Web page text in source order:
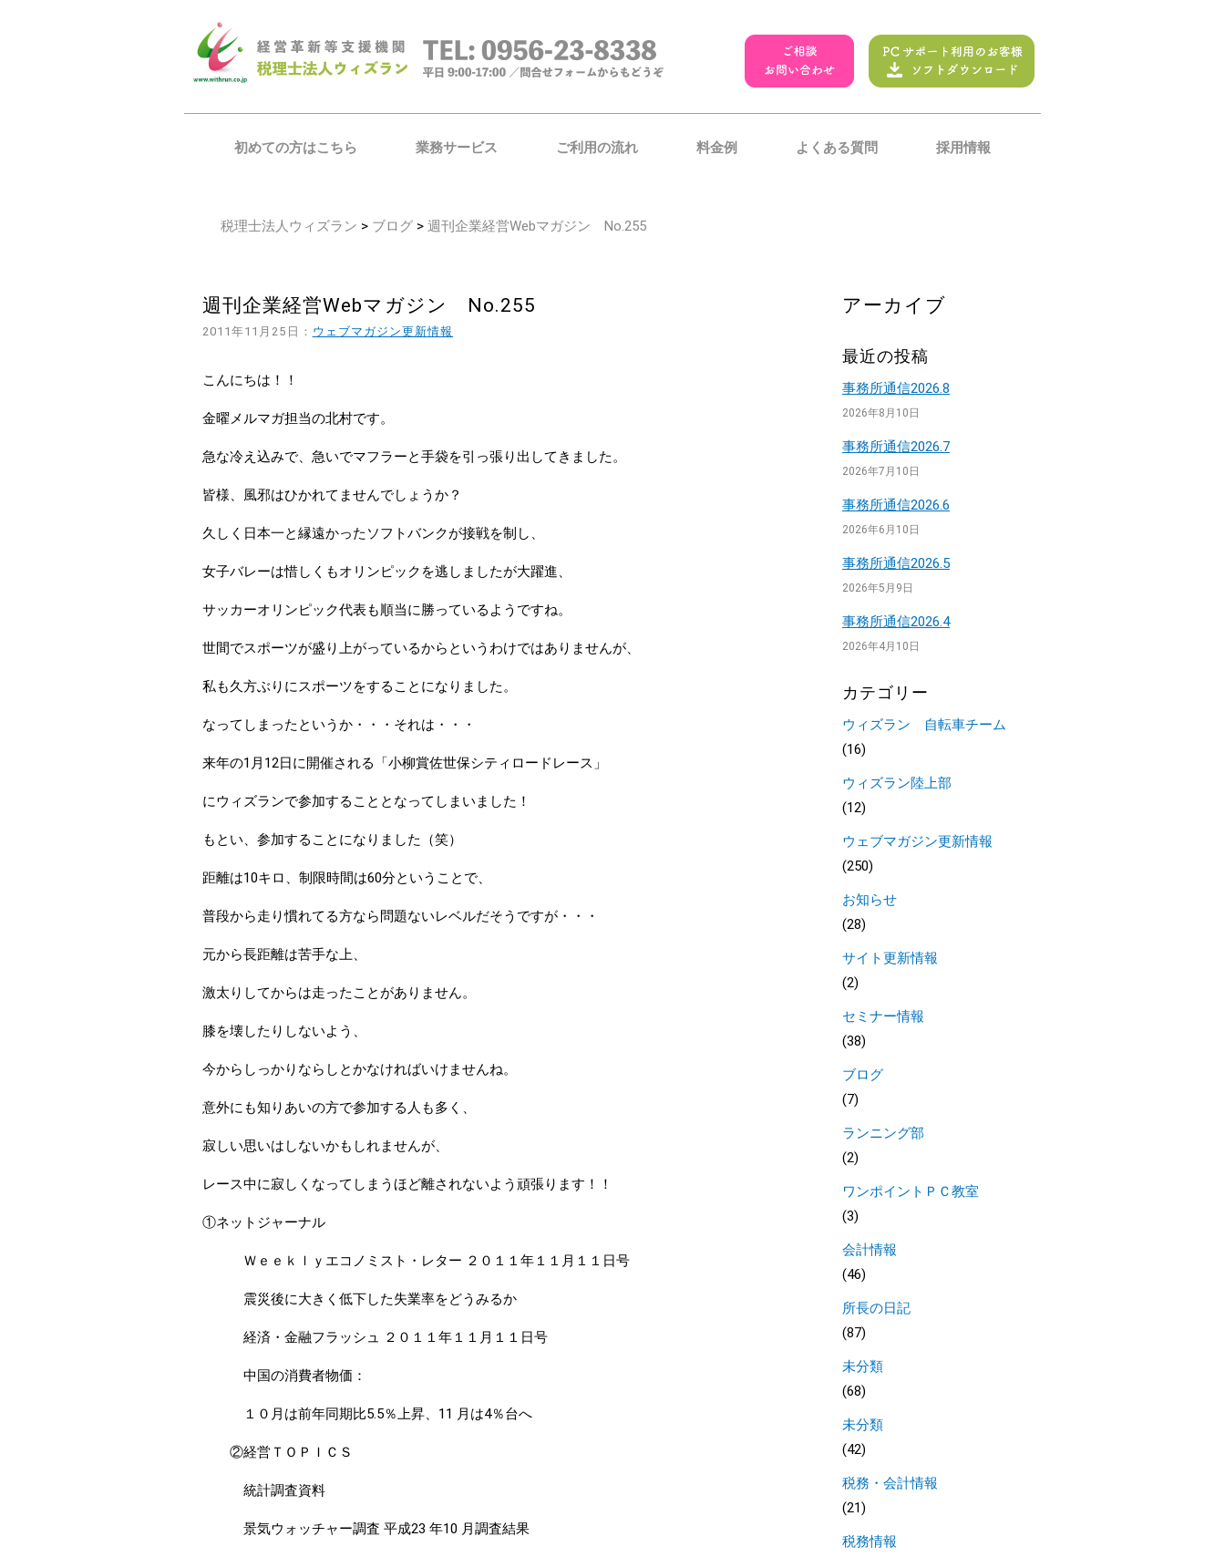
初めての方はこちら 業務サービス ご利用の流れ 料金例 よくある質問 採用情報
税理士法人ウィズラン > ブログ > 週刊企業経営Webマガジン No.255
週刊企業経営Webマガジン No.255
2011年11月25日： ウェブマガジン更新情報
こんにちは！！
金曜メルマガ担当の北村です。
急な冷え込みで、急いでマフラーと手袋を引っ張り出してきました。
皆様、風邪はひかれてませんでしょうか？
久しく日本一と縁遠かったソフトバンクが接戦を制し、
女子バレーは惜しくもオリンピックを逃しましたが大躍進、
サッカーオリンピック代表も順当に勝っているようですね。
世間でスポーツが盛り上がっているからというわけではありませんが、
私も久方ぶりにスポーツをすることになりました。
なってしまったというか・・・それは・・・
来年の1月12日に開催される「小柳賞佐世保シティロードレース」
にウィズランで参加することとなってしまいました！
もとい、参加することになりました（笑）
距離は10キロ、制限時間は60分ということで、
普段から走り慣れてる方なら問題ないレベルだそうですが・・・
元から長距離は苦手な上、
激太りしてからは走ったことがありません。
膝を壊したりしないよう、
今からしっかりならしとかなければいけませんね。
意外にも知りあいの方で参加する人も多く、
寂しい思いはしないかもしれませんが、
レース中に寂しくなってしまうほど離されないよう頑張ります！！
①ネットジャーナル
Ｗｅｅｋｌｙエコノミスト・レター ２０１１年１１月１１日号
震災後に大きく低下した失業率をどうみるか
経済・金融フラッシュ ２０１１年１１月１１日号
中国の消費者物価：
１０月は前年同期比5.5％上昇、11 月は4％台へ
②経営ＴＯＰＩＣＳ
統計調査資料
景気ウォッチャー調査 平成23 年10 月調査結果
アーカイブ
最近の投稿
事務所通信2026.8
2026年8月10日
事務所通信2026.7
2026年7月10日
事務所通信2026.6
2026年6月10日
事務所通信2026.5
2026年5月9日
事務所通信2026.4
2026年4月10日
カテゴリー
ウィズラン 自転車チーム
(16)
ウィズラン陸上部
(12)
ウェブマガジン更新情報
(250)
お知らせ
(28)
サイト更新情報
(2)
セミナー情報
(38)
ブログ
(7)
ランニング部
(2)
ワンポイントＰＣ教室
(3)
会計情報
(46)
所長の日記
(87)
未分類
(68)
未分類
(42)
税務・会計情報
(21)
税務情報